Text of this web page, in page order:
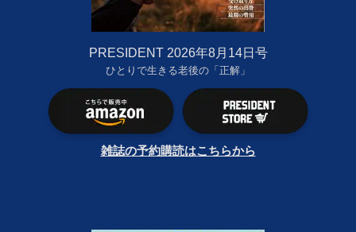
PRESIDENT 2026年8月14日号
ひとりで生きる老後の「正解」
雑誌の予約購読はこちらから